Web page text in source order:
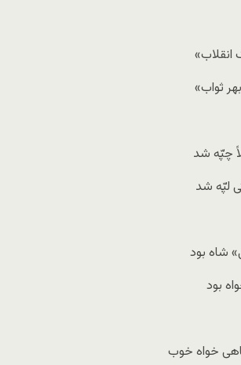
چپّه شد
شاه بود
بود
خواه خوب